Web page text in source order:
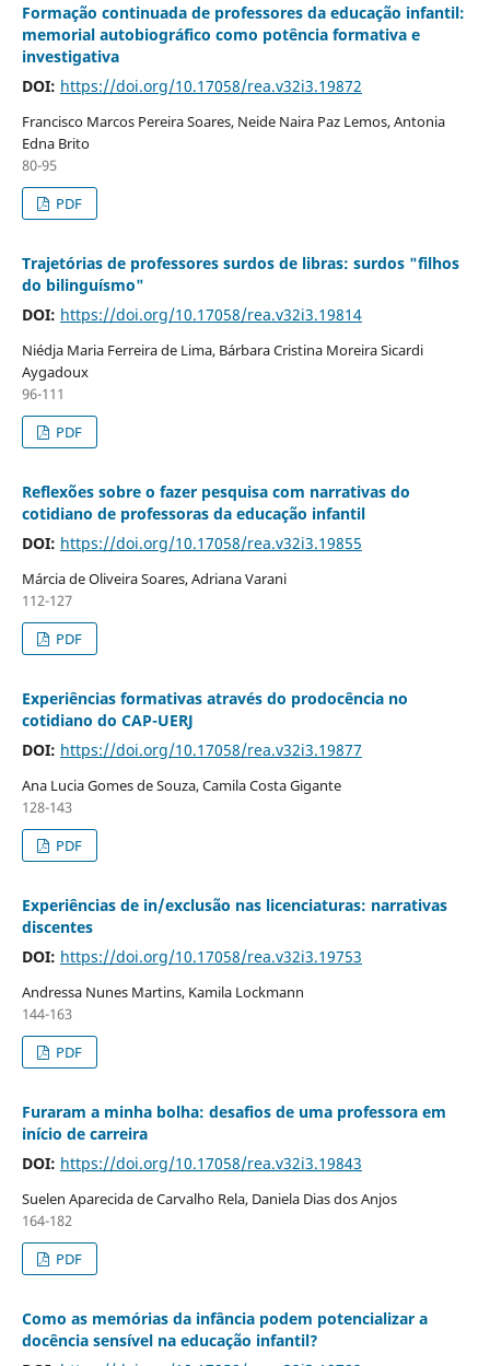
Formação continuada de professores da educação infantil:
memorial autobiográfico como potência formativa e
investigativa
DOI: https://doi.org/10.17058/rea.v32i3.19872
Francisco Marcos Pereira Soares, Neide Naira Paz Lemos, Antonia
Edna Brito
80-95
PDF
Trajetórias de professores surdos de libras: surdos "filhos
do bilinguísmo"
DOI: https://doi.org/10.17058/rea.v32i3.19814
Niédja Maria Ferreira de Lima, Bárbara Cristina Moreira Sicardi
Aygadoux
96-111
PDF
Reflexões sobre o fazer pesquisa com narrativas do
cotidiano de professoras da educação infantil
DOI: https://doi.org/10.17058/rea.v32i3.19855
Márcia de Oliveira Soares, Adriana Varani
112-127
PDF
Experiências formativas através do prodocência no
cotidiano do CAP-UERJ
DOI: https://doi.org/10.17058/rea.v32i3.19877
Ana Lucia Gomes de Souza, Camila Costa Gigante
128-143
PDF
Experiências de in/exclusão nas licenciaturas: narrativas
discentes
DOI: https://doi.org/10.17058/rea.v32i3.19753
Andressa Nunes Martins, Kamila Lockmann
144-163
PDF
Furaram a minha bolha: desafios de uma professora em
início de carreira
DOI: https://doi.org/10.17058/rea.v32i3.19843
Suelen Aparecida de Carvalho Rela, Daniela Dias dos Anjos
164-182
PDF
Como as memórias da infância podem potencializar a
docência sensível na educação infantil?